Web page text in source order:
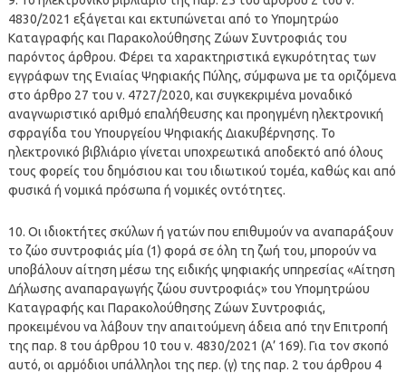
4830/2021 εξάγεται και εκτυπώνεται από το Υπομητρώο
Καταγραφής και Παρακολούθησης Ζώων Συντροφιάς του
παρόντος άρθρου. Φέρει τα χαρακτηριστικά εγκυρότητας των
εγγράφων της Ενιαίας Ψηφιακής Πύλης, σύμφωνα με τα οριζόμενα
στο άρθρο 27 του ν. 4727/2020, και συγκεκριμένα μοναδικό
αναγνωριστικό αριθμό επαλήθευσης και προηγμένη ηλεκτρονική
σφραγίδα του Υπουργείου Ψηφιακής Διακυβέρνησης. Το
ηλεκτρονικό βιβλιάριο γίνεται υποχρεωτικά αποδεκτό από όλους
τους φορείς του δημόσιου και του ιδιωτικού τομέα, καθώς και από
φυσικά ή νομικά πρόσωπα ή νομικές οντότητες.
10. Οι ιδιοκτήτες σκύλων ή γατών που επιθυμούν να αναπαράξουν
το ζώο συντροφιάς μία (1) φορά σε όλη τη ζωή του, μπορούν να
υποβάλουν αίτηση μέσω της ειδικής ψηφιακής υπηρεσίας «Αίτηση
Δήλωσης αναπαραγωγής ζώου συντροφιάς» του Υπομητρώου
Καταγραφής και Παρακολούθησης Ζώων Συντροφιάς,
προκειμένου να λάβουν την απαιτούμενη άδεια από την Επιτροπή
της παρ. 8 του άρθρου 10 του ν. 4830/2021 (Α’ 169). Για τον σκοπό
αυτό, οι αρμόδιοι υπάλληλοι της περ. (γ) της παρ. 2 του άρθρου 4